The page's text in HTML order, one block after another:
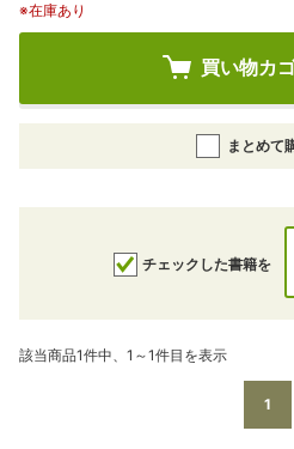
※在庫あり
買い物カ
まとめて
チェックした書籍を
該当商品1件中、1～1件目を表示
1